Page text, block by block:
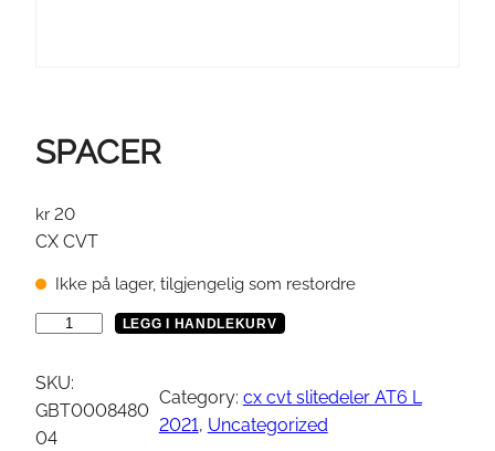
SPACER
kr 20
CX CVT
Ikke på lager, tilgjengelig som restordre
A
C
E
LEGG I HANDLEKURV
SKU:
GBT0008480
04
Category: cx cvt slitedeler AT6 L
2021, Uncategorized